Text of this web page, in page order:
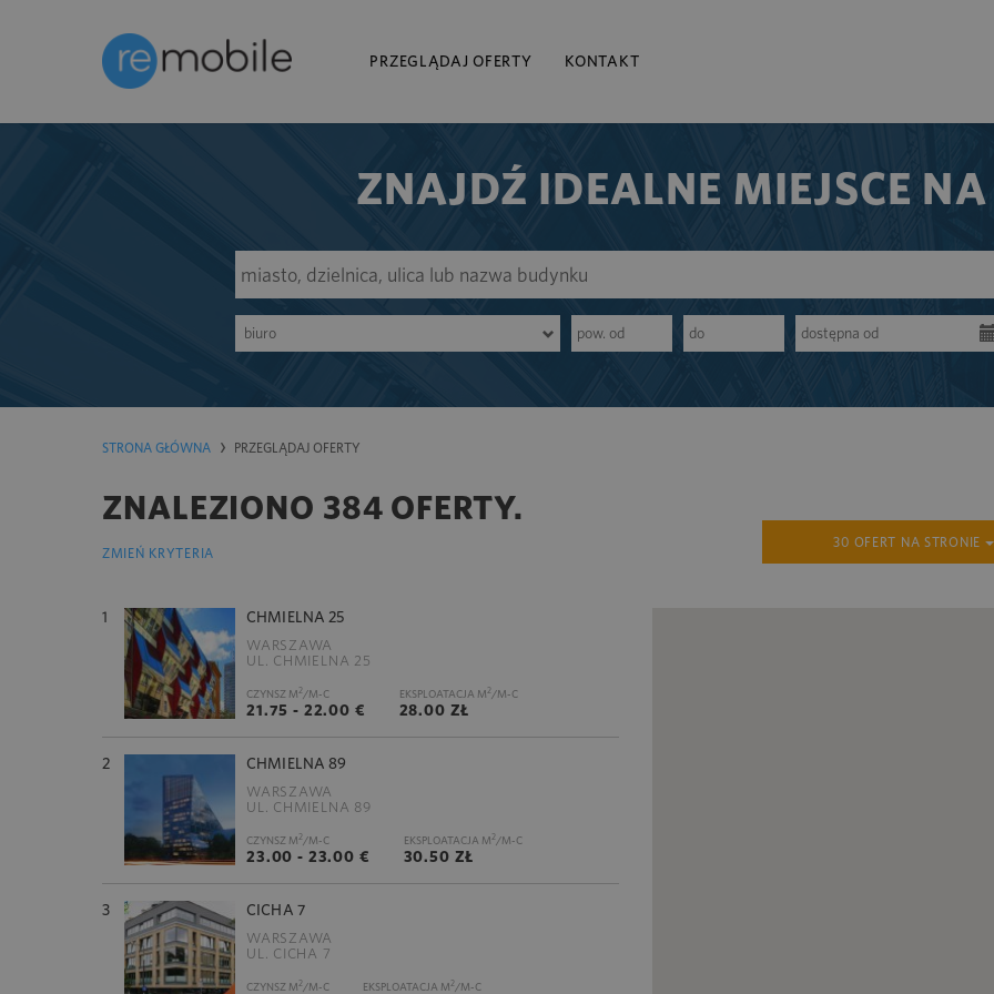
PRZEGLĄDAJ OFERTY KONTAKT
ZNAJDŹ IDEALNE MIEJSCE
biuro
STRONA GŁÓWNA PRZEGLĄDAJ OFERTY
ZNALEZIONO 384 OFERTY.
ZMIEŃ KRYTERIA
30 OFERT NA STRONIE
1 CHMIELNA 25
WARSZAWA
UL. CHMIELNA 25
CZYNSZ M2/M-C
21.75 - 22.00 €
EKSPLOATACJA M2/M-C
28.00 ZŁ
2 CHMIELNA 89
WARSZAWA
UL. CHMIELNA 89
CZYNSZ M2/M-C
23.00 - 23.00 €
EKSPLOATACJA M2/M-C
30.50 ZŁ
3 CICHA 7
WARSZAWA
UL. CICHA 7
CZYNSZ M2/M-C EKSPLOATACJA M2/M-C